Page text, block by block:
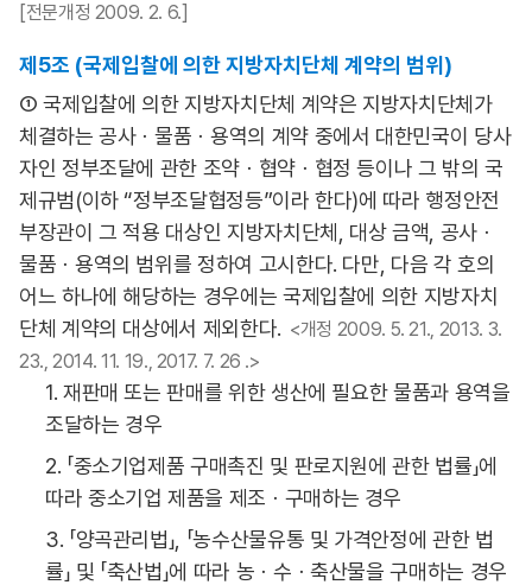
[전문개정 2009. 2. 6.]
제5조 (국제입찰에 의한 지방자치단체 계약의 범위)
① 국제입찰에 의한 지방자치단체 계약은 지방자치단체가
체결하는 공사ㆍ물품ㆍ용역의 계약 중에서 대한민국이 당사
자인 정부조달에 관한 조약ㆍ협약ㆍ협정 등이나 그 밖의 국
제규범(이하 “정부조달협정등”이라 한다)에 따라 행정안전
부장관이 그 적용 대상인 지방자치단체, 대상 금액, 공사ㆍ
물품ㆍ용역의 범위를 정하여 고시한다. 다만, 다음 각 호의
어느 하나에 해당하는 경우에는 국제입찰에 의한 지방자치
단체 계약의 대상에서 제외한다. <개정 2009. 5. 21., 2013. 3.
23., 2014. 11. 19., 2017. 7. 26 .>
1. 재판매 또는 판매를 위한 생산에 필요한 물품과 용역을
조달하는 경우
2. 「중소기업제품 구매촉진 및 판로지원에 관한 법률」에
따라 중소기업 제품을 제조ㆍ구매하는 경우
3. 「양곡관리법」, 「농수산물유통 및 가격안정에 관한 법
률」 및 「축산법」에 따라 농ㆍ수ㆍ축산물을 구매하는 경우